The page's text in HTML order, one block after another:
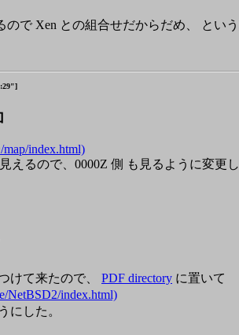
ので Xen との組合せだからだめ、 とい
index.html)
えるので、0000Z 側 も見るように変
けて来たので、 PDF directory に置いて
NetBSD2/index.html)
にした。